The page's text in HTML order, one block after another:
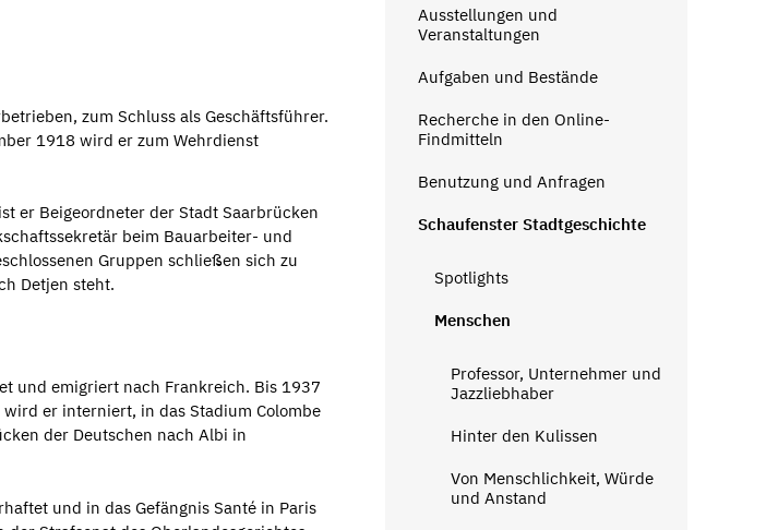
zum Schluss als Geschäftsführer.
1918 wird er zum Wehrdienst
er Beigeordneter der Stadt Saarbrücken
beim Bauarbeiter- und
Gruppen schließen sich zu
Detjen steht.
und emigriert nach Frankreich. Bis 1937
er interniert, in das Stadium Colombe
der Deutschen nach Albi in
und in das Gefängnis Santé in Paris
Ausstellungen und
Veranstaltungen
Aufgaben und Bestände
Recherche in den Online-
Findmitteln
Benutzung und Anfragen
Schaufenster Stadtgeschichte
Spotlights
Menschen
Professor, Unternehmer und
Jazzliebhaber
Hinter den Kulissen
Von Menschlichkeit, Würde
und Anstand